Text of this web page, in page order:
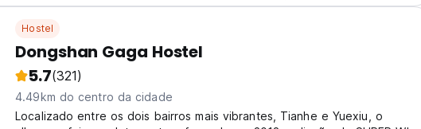
Hostel
Dongshan Gaga Hostel
5.7(321)
4.49km do centro da cidade
Localizado entre os dois bairros mais vibrantes, Tianhe e Yuexiu, o